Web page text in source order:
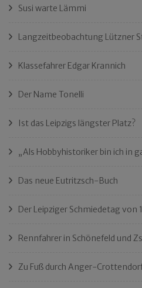
Susi warte Lämmi
Langzeitbeobachtung Lützner
Klassefahrer Edgar Krannich
Der Name Tonelli
Ist das Leipzigs längster Platz?
„Als Hobbyhistoriker bin ich in
Das neue Eutritzsch-Buch
Der Leipziger Schmiedetag von
Rennfahrer in Schönefeld und
Zu Fuß durch Anger-